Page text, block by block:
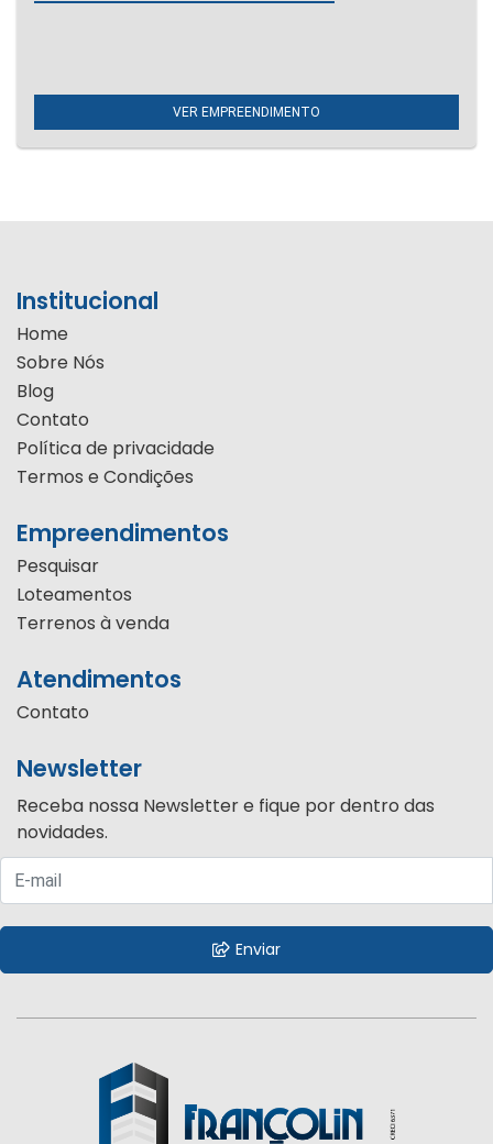
VER EMPREENDIMENTO
Institucional
Home
Sobre Nós
Blog
Contato
Política de privacidade
Termos e Condições
Empreendimentos
Pesquisar
Loteamentos
Terrenos à venda
Atendimentos
Contato
Newsletter
Receba nossa Newsletter e fique por dentro das
novidades.
Enviar